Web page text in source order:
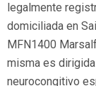
legalmente
domiciliada en
MFN1400
misma es
neurocongitivo